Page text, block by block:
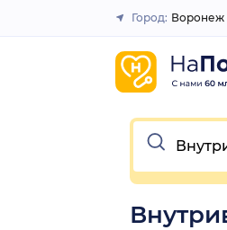
Закрыть
Город: Воронеж
Очистить